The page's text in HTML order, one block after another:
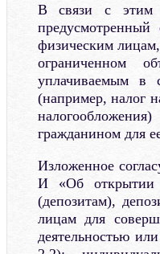
В связи с этим
предусмотренный
физическим
ограниченном
уплачиваемым в
(например, налог
гражданином для
Изложенное
И «Об открытии
(депозитам),
лицам для
деятельностью